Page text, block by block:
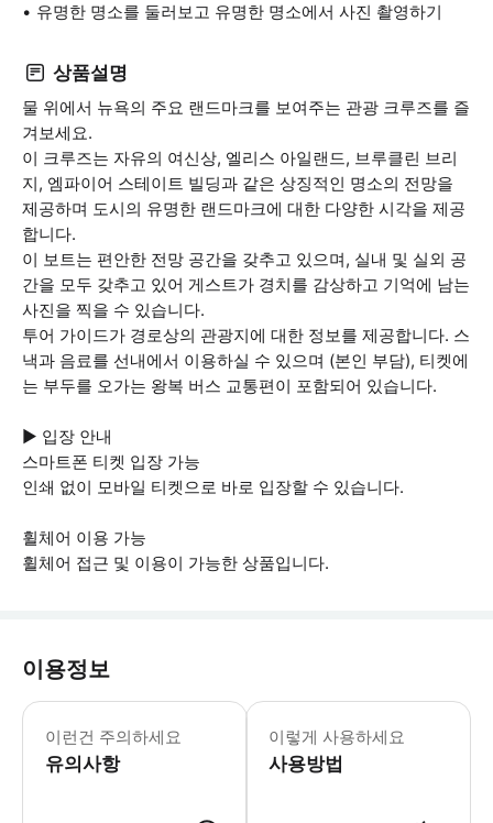
유명한 명소를 둘러보고 유명한 명소에서 사진 촬영하기
상품설명
물 위에서 뉴욕의 주요 랜드마크를 보여주는 관광 크루즈를 즐
겨보세요.
이 크루즈는 자유의 여신상, 엘리스 아일랜드, 브루클린 브리
지, 엠파이어 스테이트 빌딩과 같은 상징적인 명소의 전망을
제공하며 도시의 유명한 랜드마크에 대한 다양한 시각을 제공
합니다.
이 보트는 편안한 전망 공간을 갖추고 있으며, 실내 및 실외 공
간을 모두 갖추고 있어 게스트가 경치를 감상하고 기억에 남는
사진을 찍을 수 있습니다.
투어 가이드가 경로상의 관광지에 대한 정보를 제공합니다. 스
낵과 음료를 선내에서 이용하실 수 있으며 (본인 부담), 티켓에
는 부두를 오가는 왕복 버스 교통편이 포함되어 있습니다.
▶ 입장 안내
스마트폰 티켓 입장 가능
인쇄 없이 모바일 티켓으로 바로 입장할 수 있습니다.
휠체어 이용 가능
휠체어 접근 및 이용이 가능한 상품입니다.
이용정보
이런건 주의하세요
유의사항
▶ 꼭 알아두세요 * 플렉스 티켓: 오전
이렇게 사용하세요
사용방법